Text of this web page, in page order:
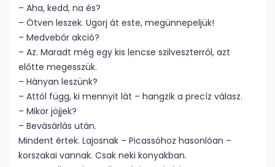
– Aha, kedd, na és?
– Ötven leszek. Ugorj át este, megünnepeljük!
– Medvebőr akció?
– Az. Maradt még egy kis lencse szilveszterről, azt
előtte megesszük.
– Hányan leszünk?
– Attól függ, ki mennyit lát – hangzik a precíz válasz.
– Mikor jöjjek?
– Bevásárlás után.
Mindent értek. Lajosnak – Picassóhoz hasonlóan –
korszakai vannak. Csak neki konyakban.